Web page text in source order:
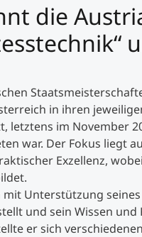
die
in ihren
letztens im November
war. Der Fokus liegt
Exzellenz,
mit Unterstützung
und sein Wissen
er sich